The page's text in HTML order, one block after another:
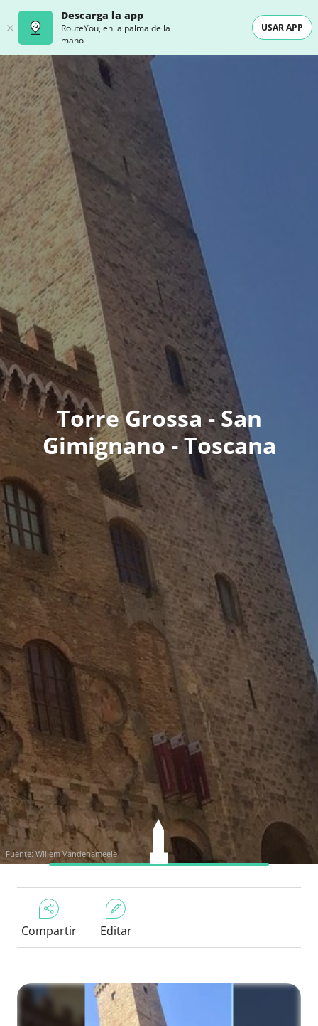
Descarga la app
RouteYou, en la palma de la
mano
USAR APP
Torre Grossa - San
Gimignano - Toscana
Fuente: Willem Vandenameele
Compartir Editar